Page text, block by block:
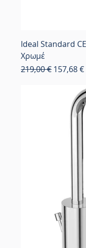
Ideal Standard
Χρωμέ
Κανονική τιμή
219,00 € Τιμή
157,68 €